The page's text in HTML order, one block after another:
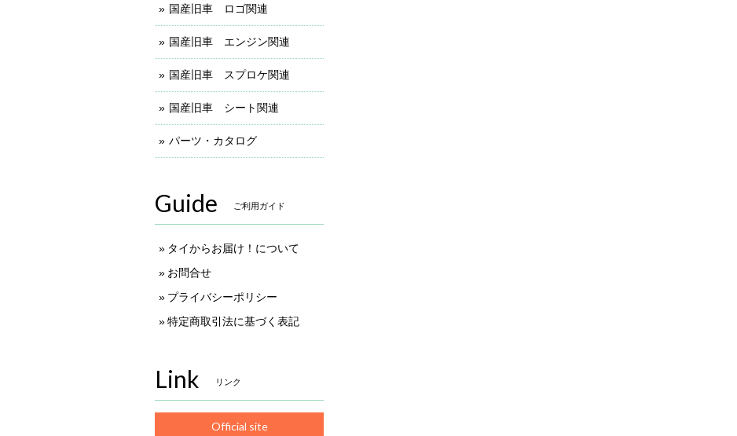
国産旧車 ロゴ関連
国産旧車 エンジン関連
国産旧車 スプロケ関連
国産旧車 シート関連
パーツ・カタログ
Guide ご利用ガイド
タイからお届け！について
お問合せ
プライバシーポリシー
特定商取引法に基づく表記
Link リンク
Official site